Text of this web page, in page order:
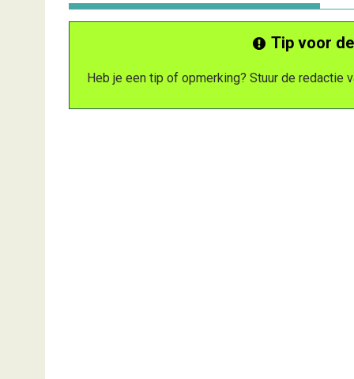
Tip voor
Heb je een tip of opmerking? Stuur de redactie